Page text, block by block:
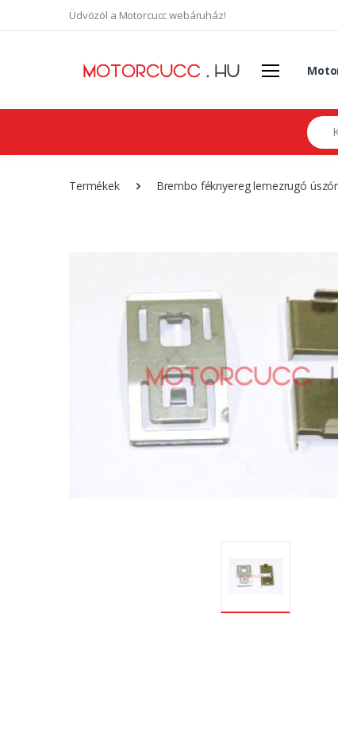
Üdvözöl a Motorcucc webáruház!
Search
Termékek Brembo féknyereg lemezrugó